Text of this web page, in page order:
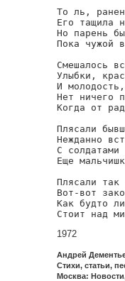
То ль,
Его тащила
Но парень
Пока чужой
Смешалось
Улыбки,
И
Нет ничего
Когда от
Плясали
Нежданно
С солдатами
Еще
Плясали
Вот-вот
Как будто
Стоит над
1972
Андрей
Стихи, статьи,
Москва: